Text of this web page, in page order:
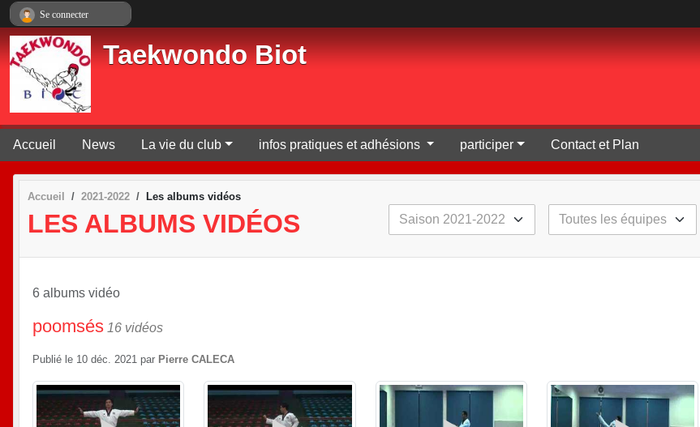
Taekwondo Biot
Accueil News La vie du club infos pratiques et adhésions participer Contact et Plan
Accueil 2021-2022 Les albums vidéos
LES ALBUMS VIDÉOS
6 albums vidéo
poomsés 16 vidéos
Publié le 10 déc. 2021 par Pierre CALECA
Se connecter
Panneau de gestion des cookies